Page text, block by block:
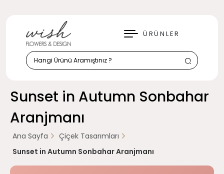
ÜRÜNLER
KAPAT
Sunset in Autumn Sonbahar
Aranjmanı
Ana Sayfa
Çiçek Tasarımları
Sunset in Autumn Sonbahar Aranjmanı